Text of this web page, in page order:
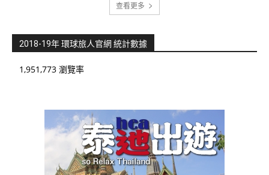
查看更多
2018-19年 環球旅人官網 統計數據
1,951,773 瀏覽率